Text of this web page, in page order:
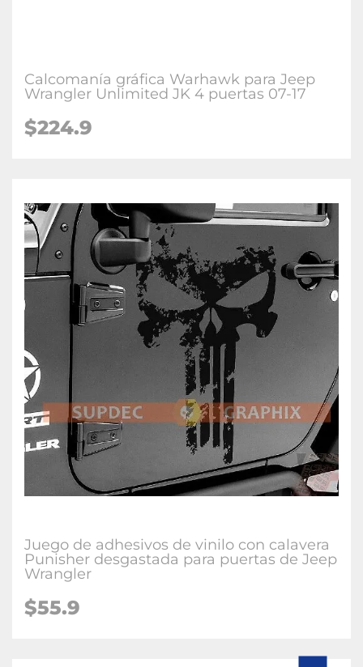
Calcomanía gráfica Warhawk para Jeep
Wrangler Unlimited JK 4 puertas 07-17
$224.9
Juego de adhesivos de vinilo con calavera
Punisher desgastada para puertas de Jeep
Wrangler
$55.9